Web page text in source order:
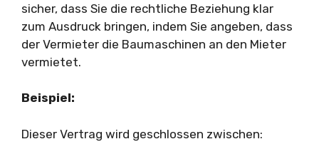
sicher, dass Sie die rechtliche Beziehung klar
zum Ausdruck bringen, indem Sie angeben, dass
der Vermieter die Baumaschinen an den Mieter
vermietet.
Beispiel:
Dieser Vertrag wird geschlossen zwischen: